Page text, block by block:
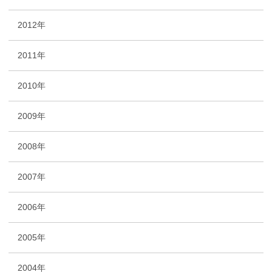
2012年
2011年
2010年
2009年
2008年
2007年
2006年
2005年
2004年